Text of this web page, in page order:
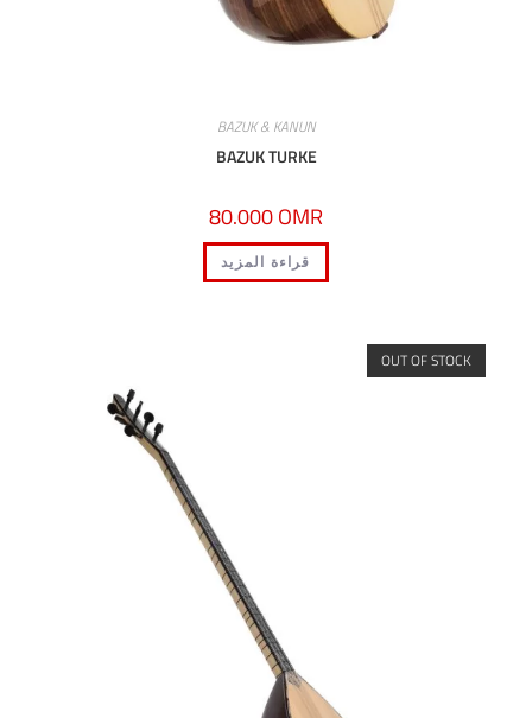
BAZUK & KANUN
BAZUK TURKE
80.000
OUT OF